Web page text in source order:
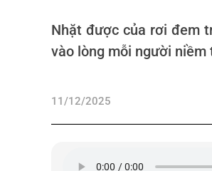
Nhặt được của rơi đem
vào lòng mỗi người
11/12/2025